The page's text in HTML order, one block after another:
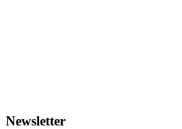
Newsletter